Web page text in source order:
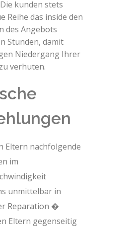
kunden stets
Reihe das inside den
des Angebots
Stunden, damit
Niedergang Ihrer
verhuten.
Eltern nachfolgende
im
unmittelbar in
Reparation �
Eltern gegenseitig